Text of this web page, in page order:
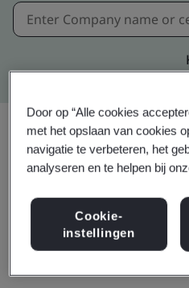
ISO 9001:2015
Door op “Alle cookies
met het opslaan van cookies
navigatie te verbeteren, het
analyseren en te helpen bij
Cookie-
instellingen